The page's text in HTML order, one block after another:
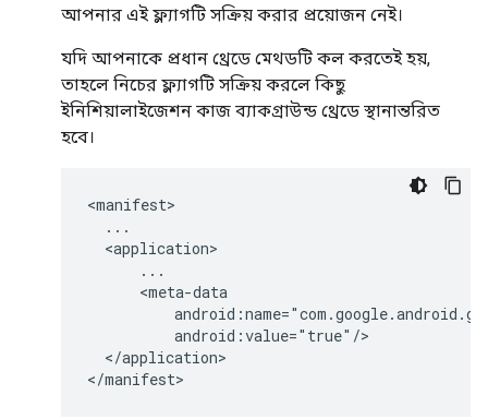
আপনার এই ফ্ল্যাগটি সক্রিয় করার প্রয়োজন নেই।
যদি আপনাকে প্রধান থ্রেডে মেথডটি কল করতেই হয়,
তাহলে নিচের ফ্ল্যাগটি সক্রিয় করলে কিছু
ইনিশিয়ালাইজেশন কাজ ব্যাকগ্রাউন্ড থ্রেডে স্থানান্তরিত
হবে।
<manifest>
  ...
  <application>
      ...
      <meta-data
          android:value="true"/>
  </application>
</manifest>